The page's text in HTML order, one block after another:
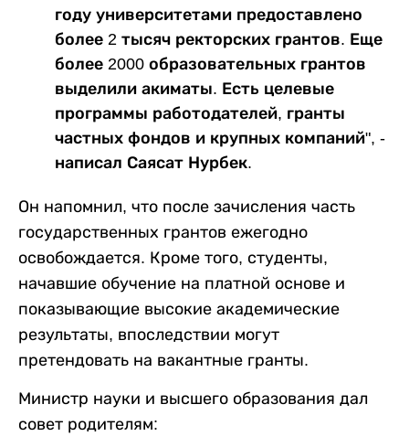
году университетами предоставлено
более 2 тысяч ректорских грантов. Еще
более 2000 образовательных грантов
выделили акиматы. Есть целевые
программы работодателей, гранты
частных фондов и крупных компаний", -
написал Саясат Нурбек.
Он напомнил, что после зачисления часть
государственных грантов ежегодно
освобождается. Кроме того, студенты,
начавшие обучение на платной основе и
показывающие высокие академические
результаты, впоследствии могут
претендовать на вакантные гранты.
Министр науки и высшего образования дал
совет родителям: